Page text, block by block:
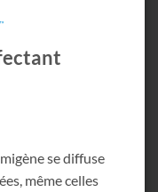
se diffuse
même celles